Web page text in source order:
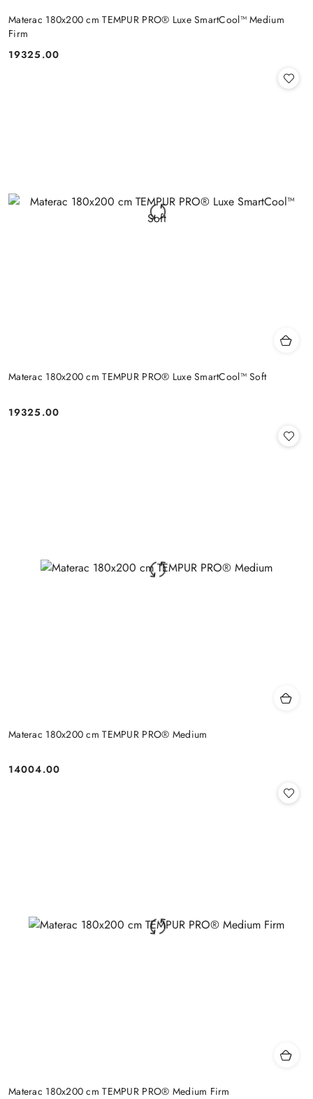
Materac 180x200 cm TEMPUR PRO® Luxe SmartCool™ Medium
Firm
Cena:
19325.00
Materac 180x200 cm TEMPUR PRO® Luxe SmartCool™ Soft
Cena:
19325.00
Materac 180x200 cm TEMPUR PRO® Medium
Cena:
14004.00
Materac 180x200 cm TEMPUR PRO® Medium Firm